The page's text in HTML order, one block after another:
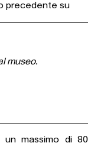
precedente su
museo.
un massimo di 80